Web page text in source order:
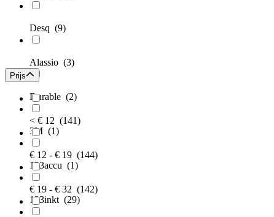
Desq (9)
Alassio (3)
Durable (2)
3M (1)
123accu (1)
123inkt (29)
Prijs
< € 12 (141)
€ 12 - € 19 (144)
€ 19 - € 32 (142)